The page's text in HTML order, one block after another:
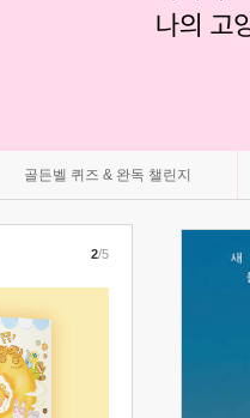
골든벨 퀴즈 & 완독 챌린지
2/5